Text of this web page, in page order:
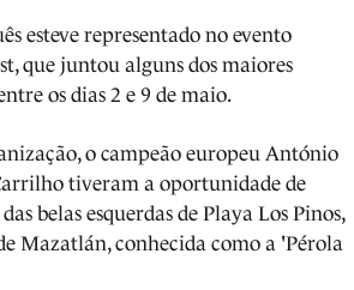
esteve representado no evento
que juntou alguns dos maiores
os dias 2 e 9 de maio.
o campeão europeu António
tiveram a oportunidade de
belas esquerdas de Playa Los Pinos,
Mazatlán, conhecida como a 'Pérola